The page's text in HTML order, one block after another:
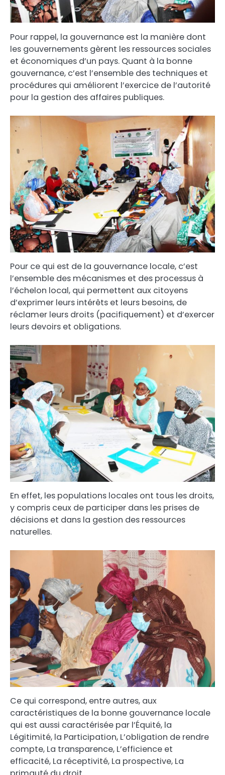
Pour rappel, la gouvernance est la manière dont
les gouvernements gèrent les ressources sociales
et économiques d’un pays. Quant à la bonne
gouvernance, c’est l’ensemble des techniques et
procédures qui améliorent l’exercice de l’autorité
pour la gestion des affaires publiques.
Pour ce qui est de la gouvernance locale, c’est
l’ensemble des mécanismes et des processus à
l’échelon local, qui permettent aux citoyens
d’exprimer leurs intérêts et leurs besoins, de
réclamer leurs droits (pacifiquement) et d’exercer
leurs devoirs et obligations.
En effet, les populations locales ont tous les droits,
y compris ceux de participer dans les prises de
décisions et dans la gestion des ressources
naturelles.
Ce qui correspond, entre autres, aux
caractéristiques de la bonne gouvernance locale
qui est aussi caractérisée par l’Équité, la
Légitimité, la Participation, L’obligation de rendre
compte, La transparence, L’efficience et
efficacité, La réceptivité, La prospective, La